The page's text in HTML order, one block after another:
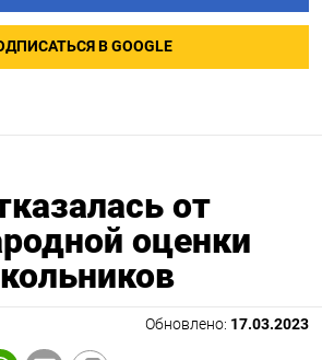
В GOOGLE
от
оценки
Обновлено: 17.03.2023